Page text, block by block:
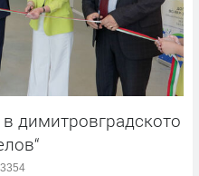
димитровградското
3354